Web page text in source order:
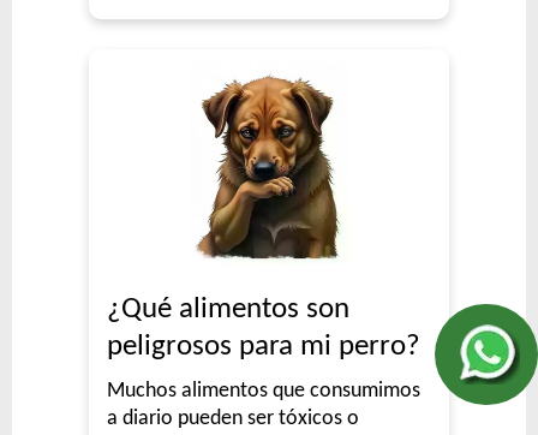
¿Qué alimentos son
peligrosos para mi perro?
Muchos alimentos que consumimos
a diario pueden ser tóxicos o